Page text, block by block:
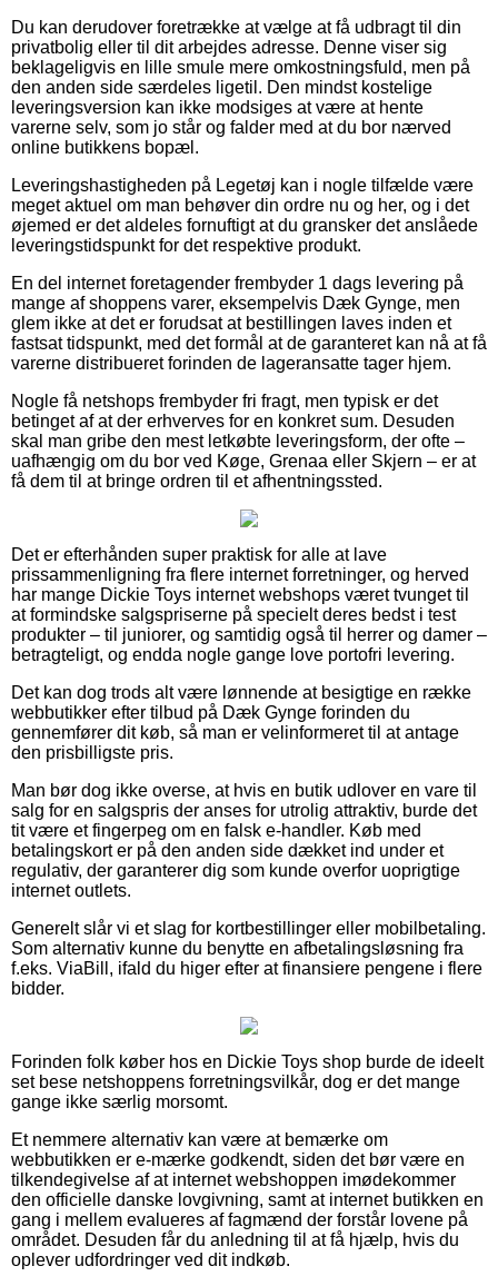
Du kan derudover foretrække at vælge at få udbragt til din
privatbolig eller til dit arbejdes adresse. Denne viser sig
beklageligvis en lille smule mere omkostningsfuld, men på
den anden side særdeles ligetil. Den mindst kostelige
leveringsversion kan ikke modsiges at være at hente
varerne selv, som jo står og falder med at du bor nærved
online butikkens bopæl.
Leveringshastigheden på Legetøj kan i nogle tilfælde være
meget aktuel om man behøver din ordre nu og her, og i det
øjemed er det aldeles fornuftigt at du gransker det anslåede
leveringstidspunkt for det respektive produkt.
En del internet foretagender frembyder 1 dags levering på
mange af shoppens varer, eksempelvis Dæk Gynge, men
glem ikke at det er forudsat at bestillingen laves inden et
fastsat tidspunkt, med det formål at de garanteret kan nå at få
varerne distribueret forinden de lageransatte tager hjem.
Nogle få netshops frembyder fri fragt, men typisk er det
betinget af at der erhverves for en konkret sum. Desuden
skal man gribe den mest letkøbte leveringsform, der ofte –
uafhængig om du bor ved Køge, Grenaa eller Skjern – er at
få dem til at bringe ordren til et afhentningssted.
Det er efterhånden super praktisk for alle at lave
prissammenligning fra flere internet forretninger, og herved
har mange Dickie Toys internet webshops været tvunget til
at formindske salgspriserne på specielt deres bedst i test
produkter – til juniorer, og samtidig også til herrer og damer –
betragteligt, og endda nogle gange love portofri levering.
Det kan dog trods alt være lønnende at besigtige en række
webbutikker efter tilbud på Dæk Gynge forinden du
gennemfører dit køb, så man er velinformeret til at antage
den prisbilligste pris.
Man bør dog ikke overse, at hvis en butik udlover en vare til
salg for en salgspris der anses for utrolig attraktiv, burde det
tit være et fingerpeg om en falsk e-handler. Køb med
betalingskort er på den anden side dækket ind under et
regulativ, der garanterer dig som kunde overfor uoprigtige
internet outlets.
Generelt slår vi et slag for kortbestillinger eller mobilbetaling.
Som alternativ kunne du benytte en afbetalingsløsning fra
f.eks. ViaBill, ifald du higer efter at finansiere pengene i flere
bidder.
Forinden folk køber hos en Dickie Toys shop burde de ideelt
set bese netshoppens forretningsvilkår, dog er det mange
gange ikke særlig morsomt.
Et nemmere alternativ kan være at bemærke om
webbutikken er e-mærke godkendt, siden det bør være en
tilkendegivelse af at internet webshoppen imødekommer
den officielle danske lovgivning, samt at internet butikken en
gang i mellem evalueres af fagmænd der forstår lovene på
området. Desuden får du anledning til at få hjælp, hvis du
oplever udfordringer ved dit indkøb.